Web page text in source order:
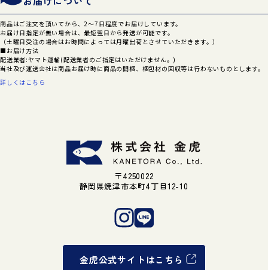
〒4250022
静岡県焼津市本町4丁目12-10
金虎公式サイトはこちら
商品はご注文を頂いてから、2～7日程度でお届けしています。
お届け日指定が無い場合は、最短翌日から発送が可能です。
（土曜日受注の場合はお時間によっては月曜出荷とさせていただきます。）
■お届け方法
配送業者:ヤマト運輸(配送業者のご指定はいただけません。)
当社及び運送会社は商品お届け時に商品の開梱、梱包材の回収等は行わないものとします。
詳しくはこちら